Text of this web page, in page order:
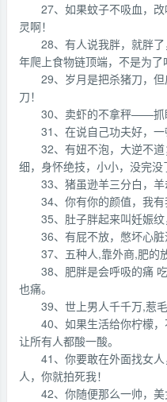
27、如果蚊子不吸血，
灵啊！
28、有人说我胖，就胖
年爬上食物链顶端，不是为了
29、岁月是把杀猪刀，
刀！
30、卖虾的不拿秤——抓
31、在说自己功夫好，
32、有妞不泡，大逆不
细，身怀绝技，小小，没完没
33、猪虽逊羊三分白，羊
34、你有你的颜值，我有
35、肚子胖起来叫妊娠纹
36、有屁不放，憋坏心
37、五种人,靠外商,肥的
38、肥胖是会呼吸的痛
也痛。
39、世上男人千千万,惹毛
40、如果生活给你柠檬，
让所有人都酸一酸。
41、你要敢在外面找女
人，你就拍死我！
42、你随便那么一帅，